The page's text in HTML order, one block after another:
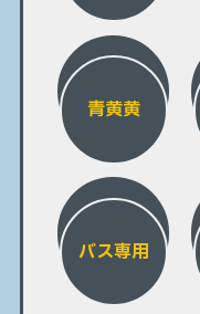
青黄黄
バス専用